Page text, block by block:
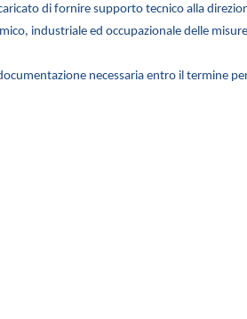
di fornire supporto tecnico alla
industriale ed occupazionale delle
necessaria entro il termine